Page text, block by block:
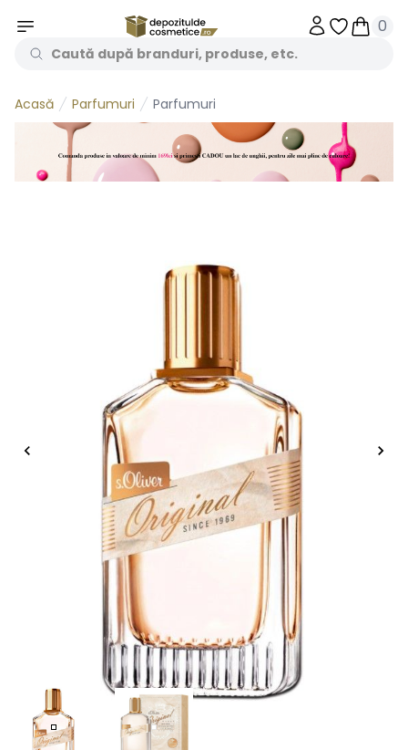
Obiecte
0
Acasă Parfumuri Parfumuri